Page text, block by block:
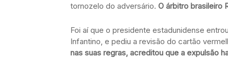
tornozelo do adversário. O árbitro brasileiro
Foi aí que o presidente estadunidense
Infantino, e pediu a revisão do cartão
nas suas regras, acreditou que a expulsão